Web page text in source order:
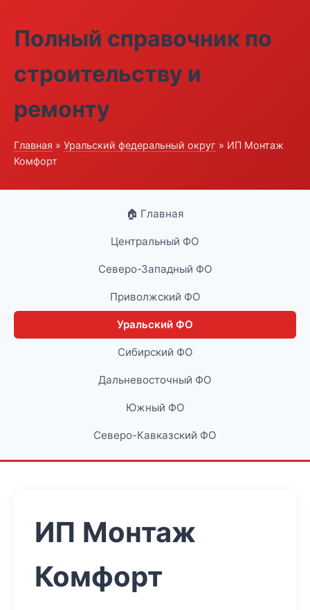
Полный справочник по
строительству и
ремонту
Главная » Уральский федеральный округ » ИП Монтаж
Комфорт
🏠 Главная
Центральный ФО
Северо-Западный ФО
Приволжский ФО
Уральский ФО
Сибирский ФО
Дальневосточный ФО
Южный ФО
Северо-Кавказский ФО
ИП Монтаж
Комфорт